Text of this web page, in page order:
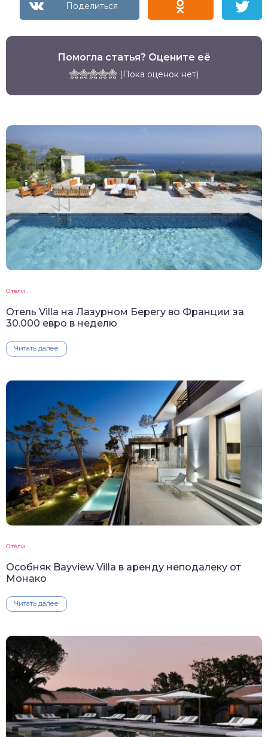
Помогла статья? Оцените её
(Пока оценок нет)
Отели
Отель Villa на Лазурном Берегу во Франции за
30.000 евро в неделю
Читать далее
Отели
Особняк Bayview Villa в аренду неподалеку от
Монако
Читать далее